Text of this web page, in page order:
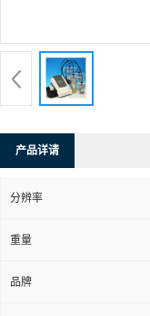
产品详请
分辨率
重量
品牌